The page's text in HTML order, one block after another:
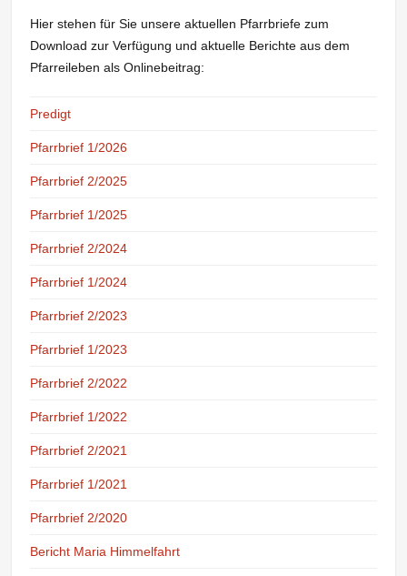
Hier stehen für Sie unsere aktuellen Pfarrbriefe zum
Download zur Verfügung und aktuelle Berichte aus dem
Pfarreileben als Onlinebeitrag:
Predigt
Pfarrbrief 1/2026
Pfarrbrief 2/2025
Pfarrbrief 1/2025
Pfarrbrief 2/2024
Pfarrbrief 1/2024
Pfarrbrief 2/2023
Pfarrbrief 1/2023
Pfarrbrief 2/2022
Pfarrbrief 1/2022
Pfarrbrief 2/2021
Pfarrbrief 1/2021
Pfarrbrief 2/2020
Bericht Maria Himmelfahrt